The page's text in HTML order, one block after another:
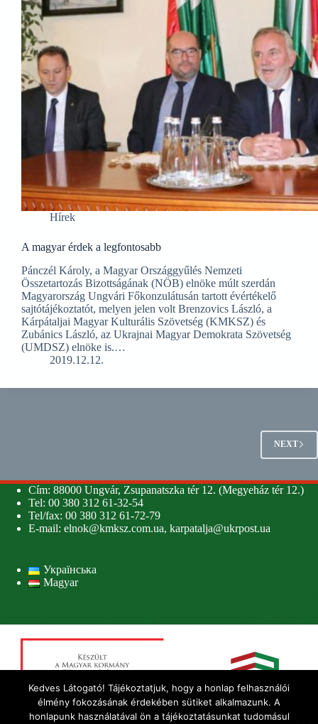
Hírek
A magyar érdek a legfontosabb
Pánczél Károly, a Magyar Országgyűlés Nemzeti
Összetartozás Bizottságának (NÖB) elnöke múlt szerdán
Magyarország Ungvári Főkonzulátusán tartott évértékelő
sajtótájékoztatót, melyen jelen volt Brenzovics László, a
Kárpátaljai Magyar Kulturális Szövetség (KMKSZ) és
Zubánics László, az Ukrajnai Magyar Demokrata Szövetség
(UMDSZ) elnöke is.…
2019.12.12.
NEXT
Cím: 88000 Ungvár, Zsupanatszka tér 12. (Megyeház tér 12.)
Tel: 00 380 312 61-32-54
Tel/fax: 00 380 312 61-72-79
E-mail: elnok@kmksz.com.ua, karpatalja@ukrpost.ua
Українська
Magyar
Kedves Látogató! Tájékoztatjuk, hogy a honlap felhasználói
élmény fokozásának érdekében sütiket alkalmazunk. A
honlapunk használatával ön a tájékoztatásunkat tudomásul